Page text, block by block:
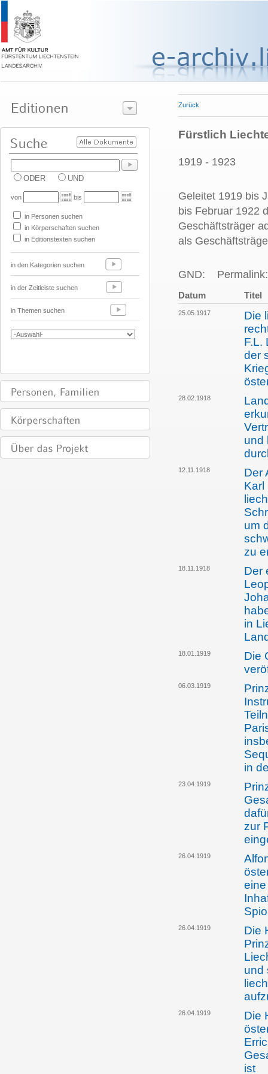
ODER UND
von bis
in Personen suchen
in Körperschaften suchen
in Editionstexten suchen
in den Kategorien suchen
in der Zeitleiste suchen
in Themen suchen
Zurück
Fürstlich
1919 - 1923
Geleitet 1919 bis
bis Februar 1922
Geschäftsträger
als
GND:
Datum Titel
25.05.1917
Die
F.L.
der
28.02.1918
und
12.11.1918
Der
Karl
um
zu
18.11.1918
Der
in
18.01.1919
Die
06.03.1919
in
23.04.1919
zur
26.04.1919
26.04.1919
Die
und
26.04.1919
Die
ist